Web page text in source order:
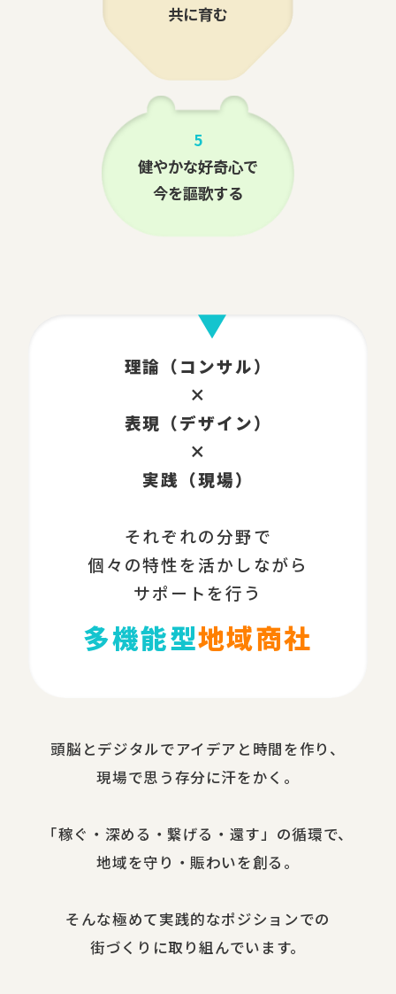
共に育む
5
健やかな好奇心で
今を謳歌する
理論（コンサル）
×
表現（デザイン）
×
実践（現場）
それぞれの分野で
個々の特性を活かしながら
サポートを行う
多機能型地域商社
頭脳と​デジタルで​アイデアと​時間を​作り、​
現場で​思う​存分に​汗を​かく。
​「稼ぐ・​深める​・繋げる・還す」の​循環で、​
地域を​守り・​賑わいを​創る。
​そんな​極めて​実践的な​ポジションでの​
街づくりに​取り組んでいます。​